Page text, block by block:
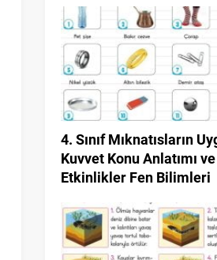
4. Sınıf Mıknatısların
Kuvvet Konu Anlatımı ve
Etkinlikler Fen Bilimleri